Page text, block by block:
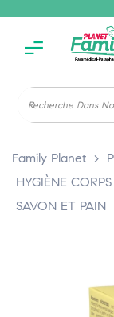
Family Planet >
HYGIÈNE
SAVON ET PAIN